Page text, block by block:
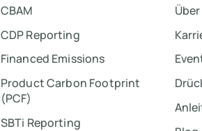
CBAM
CDP Reporting
Financed Emissions
Product Carbon Footprint
(PCF)
SBTi Reporting
Über